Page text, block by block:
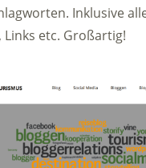
Inklusive
Links etc. Großartig!